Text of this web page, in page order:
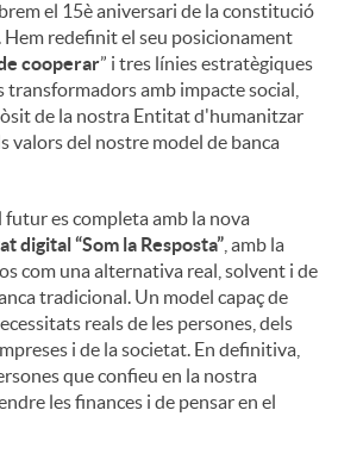
el 15è aniversari de la constitució
Hem redefinit el seu posicionament
cooperar” i tres línies estratègiques
amb impacte social,
de la nostra Entitat d'humanitzar
valors del nostre model de banca
es completa amb la nova
digital “Som la Resposta” , amb la
com una alternativa real, solvent i de
tradicional. Un model capaç de
reals de les persones, dels
i de la societat. En definitiva,
que confieu en la nostra
les finances i de pensar en el